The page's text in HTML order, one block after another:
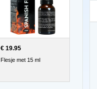
€ 19.95
Flesje met 15 ml